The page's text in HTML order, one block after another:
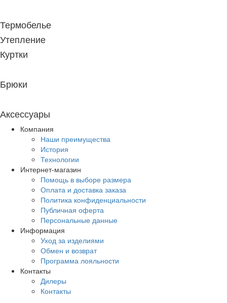
Термобелье
Утепление
Куртки
Брюки
Аксессуары
Компания
Наши преимущества
История
Технологии
Интернет-магазин
Помощь в выборе размера
Оплата и доставка заказа
Политика конфиденциальности
Публичная оферта
Персональные данные
Информация
Уход за изделиями
Обмен и возврат
Программа лояльности
Контакты
Дилеры
Контакты